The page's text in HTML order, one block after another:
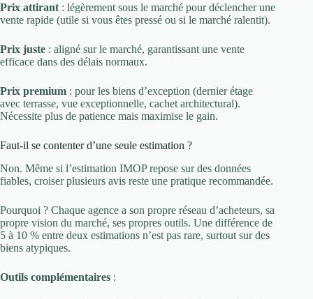
Prix attirant : légèrement sous le marché pour déclencher une
vente rapide (utile si vous êtes pressé ou si le marché ralentit).
Prix juste : aligné sur le marché, garantissant une vente
efficace dans des délais normaux.
Prix premium : pour les biens d’exception (dernier étage
avec terrasse, vue exceptionnelle, cachet architectural).
Nécessite plus de patience mais maximise le gain.
Faut-il se contenter d’une seule estimation ?
Non. Même si l’estimation IMOP repose sur des données
fiables, croiser plusieurs avis reste une pratique recommandée.
Pourquoi ? Chaque agence a son propre réseau d’acheteurs, sa
propre vision du marché, ses propres outils. Une différence de
5 à 10 % entre deux estimations n’est pas rare, surtout sur des
biens atypiques.
Outils complémentaires :